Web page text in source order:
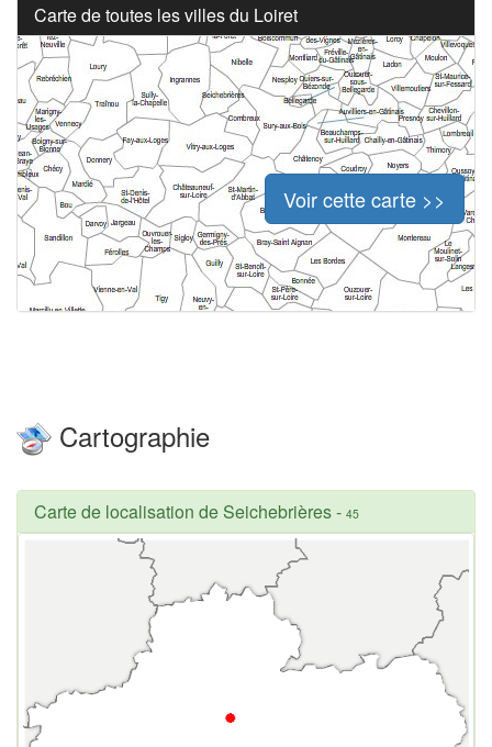
Carte de toutes les villes du Loiret
Voir cette carte >>
Cartographie
Carte de localisation de Seichebrières- 45